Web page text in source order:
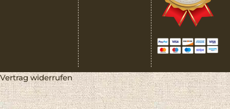
Vertrag widerrufen